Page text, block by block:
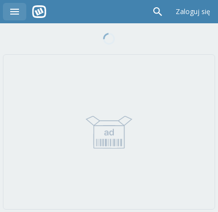
Zaloguj się